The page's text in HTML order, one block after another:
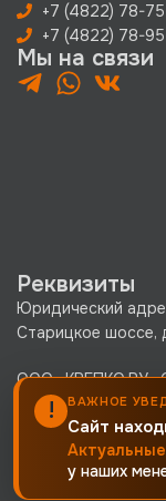
+7 (4822) 78-
+7 (4822) 78-
Мы на связи
Реквизиты
Юридический
Старицкое шоссе,
ООО «КРЕПКО.РУ»
6900019171 · КПП
Политика
Согласие на
! ВАЖНОЕ
Сайт
у наших